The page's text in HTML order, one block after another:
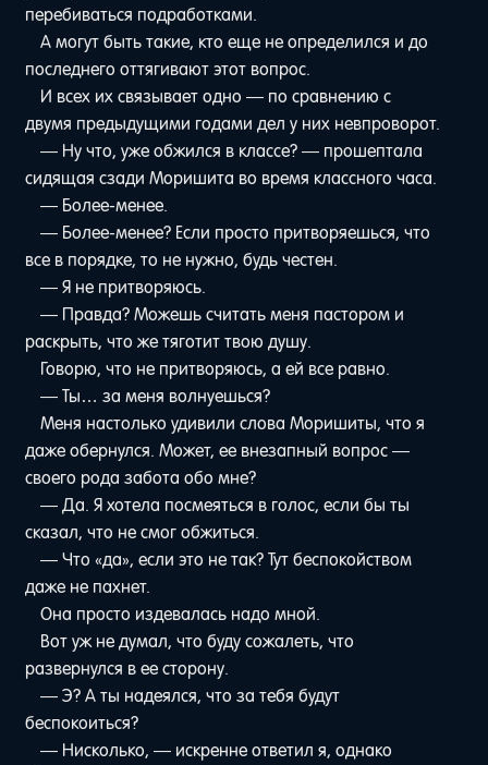
перебиваться подработками.
А могут быть такие, кто еще не определился и до
последнего оттягивают этот вопрос.
И всех их связывает одно — по сравнению с
двумя предыдущими годами дел у них невпроворот.
— Ну что, уже обжился в классе? — прошептала
сидящая сзади Моришита во время классного часа.
— Более-менее.
— Более-менее? Если просто притворяешься, что
все в порядке, то не нужно, будь честен.
— Я не притворяюсь.
— Правда? Можешь считать меня пастором и
раскрыть, что же тяготит твою душу.
Говорю, что не притворяюсь, а ей все равно.
— Ты… за меня волнуешься?
Меня настолько удивили слова Моришиты, что я
даже обернулся. Может, ее внезапный вопрос —
своего рода забота обо мне?
— Да. Я хотела посмеяться в голос, если бы ты
сказал, что не смог обжиться.
— Что «да», если это не так? Тут беспокойством
даже не пахнет.
Она просто издевалась надо мной.
Вот уж не думал, что буду сожалеть, что
развернулся в ее сторону.
— Э? А ты надеялся, что за тебя будут
беспокоиться?
— Нисколько, — искренне ответил я, однако